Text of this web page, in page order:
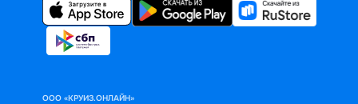
ООО «КРУИЗ.ОНЛАЙН»